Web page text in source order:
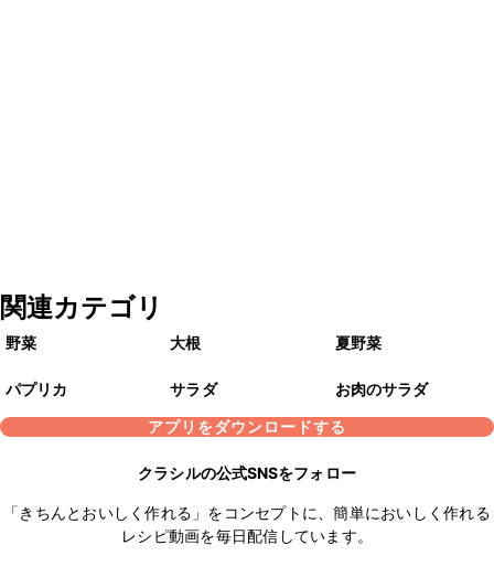
関連カテゴリ
野菜 大根 夏野菜
パプリカ サラダ
お肉のサラダ
アプリをダウンロードする
クラシルの公式SNSをフォロー
「きちんとおいしく作れる」をコンセプトに、簡単においしく作れる
レシピ動画を毎日配信しています。